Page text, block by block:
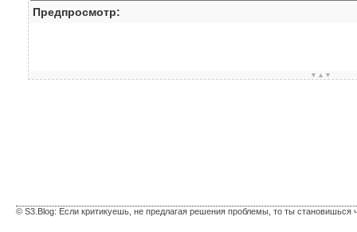
Предпросмотр:
▼▲▼
© S3.Blog: Если критикуешь, не предлагая решения проблемы, то ты становишься